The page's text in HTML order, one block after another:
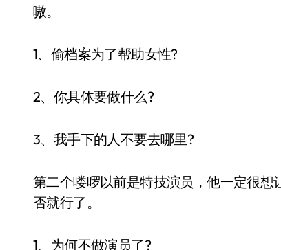
嗷。
1、偷档案为了帮助女性?
2、你具体要做什么?
3、我手下的人不要去哪里?
第二个喽啰以前是特技演员，他一定很
否就行了。
1、为何不做演员了?